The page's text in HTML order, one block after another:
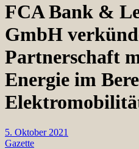
FCA Bank &
GmbH
Partnerschaft
Energie im
5. Oktober 2021
Gazette